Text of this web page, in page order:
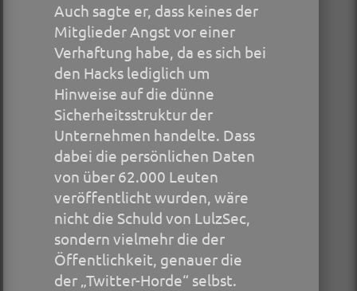
Auch sagte er, dass keines der
Mitglieder Angst vor einer
Verhaftung habe, da es sich bei
den Hacks lediglich um
Hinweise auf die dünne
Sicherheitsstruktur der
Unternehmen handelte. Dass
dabei die persönlichen Daten
von über 62.000 Leuten
veröffentlicht wurden, wäre
nicht die Schuld von LulzSec,
sondern vielmehr die der
Öffentlichkeit, genauer die
der „Twitter-Horde“ selbst.